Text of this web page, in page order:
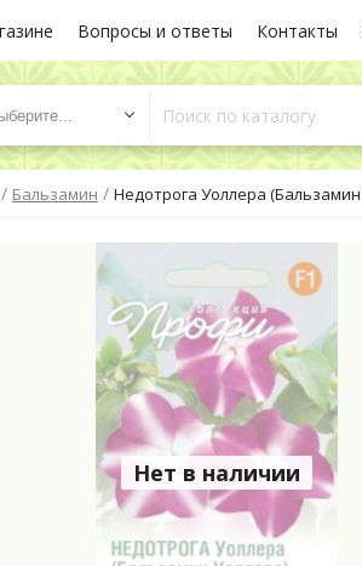
Вопросы и ответы Контакты
/ Бальзамин / Недотрога Уоллера
Нет в наличии